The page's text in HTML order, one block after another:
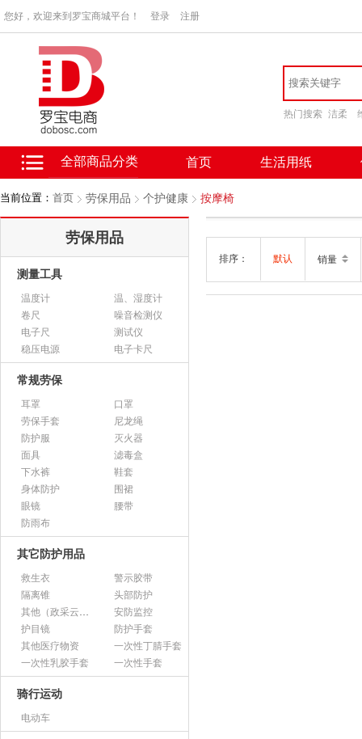
您好，欢迎来到罗宝商城平台！ 登录 注册
热门搜索 洁柔
全部商品分类 首页 生活用纸
当前位置： 首页 劳保用品 个护健康 按摩椅
劳保用品
测量工具
温度计
温、湿度计
卷尺
噪音检测仪
电子尺
测试仪
稳压电源
电子卡尺
常规劳保
耳罩
口罩
劳保手套
尼龙绳
防护服
灭火器
面具
滤毒盒
下水裤
鞋套
身体防护
围裙
眼镜
腰带
防雨布
其它防护用品
救生衣
警示胶带
隔离锥
头部防护
其他（政采云上架用）
安防监控
护目镜
防护手套
其他医疗物资
一次性丁腈手套
一次性乳胶手套
一次性手套
骑行运动
电动车
排序： 默认 销量